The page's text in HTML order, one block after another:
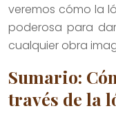
veremos cómo la
poderosa para
cualquier obra
Sumario:
través de la